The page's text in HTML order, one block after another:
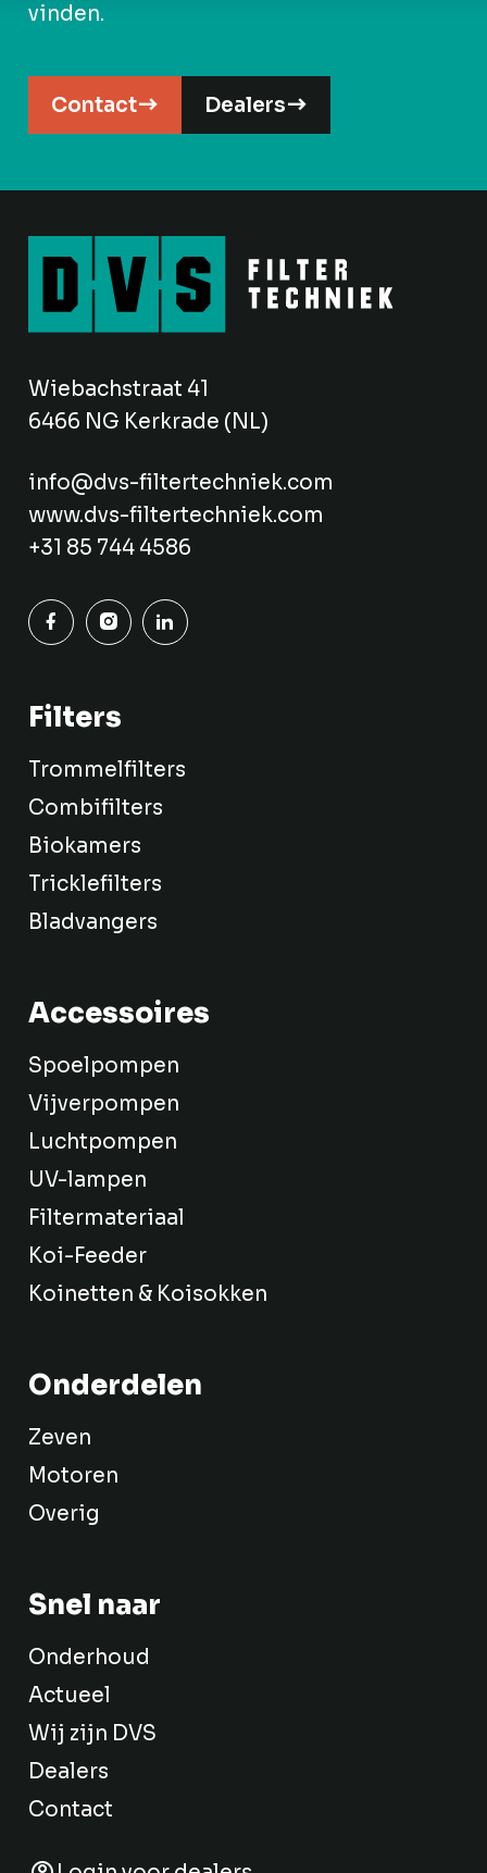
vinden.
Contact Dealers
Wiebachstraat 41
6466 NG Kerkrade (NL)
info@dvs-filtertechniek.com
www.dvs-filtertechniek.com
+31 85 744 4586
Filters
Trommelfilters
Combifilters
Biokamers
Tricklefilters
Bladvangers
Accessoires
Spoelpompen
Vijverpompen
Luchtpompen
UV-lampen
Filtermateriaal
Koi-Feeder
Koinetten & Koisokken
Onderdelen
Zeven
Motoren
Overig
Snel naar
Onderhoud
Actueel
Wij zijn DVS
Dealers
Contact